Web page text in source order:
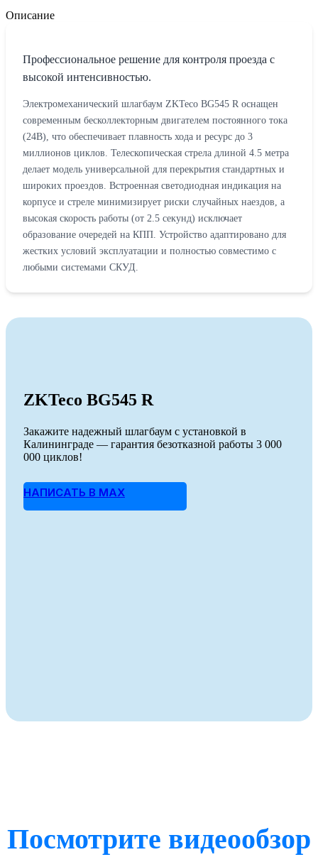
Описание
Профессиональное решение для контроля проезда с
высокой интенсивностью.
Электромеханический шлагбаум ZKTeco BG545 R оснащен
современным бесколлекторным двигателем постоянного тока
(24В), что обеспечивает плавность хода и ресурс до 3
миллионов циклов. Телескопическая стрела длиной 4.5 метра
делает модель универсальной для перекрытия стандартных и
широких проездов. Встроенная светодиодная индикация на
корпусе и стреле минимизирует риски случайных наездов, а
высокая скорость работы (от 2.5 секунд) исключает
образование очередей на КПП. Устройство адаптировано для
жестких условий эксплуатации и полностью совместимо с
любыми системами СКУД.
ZKTeco BG545 R
Закажите надежный шлагбаум с установкой в
Калининграде — гарантия безотказной работы 3 000
000 циклов!
НАПИСАТЬ В MAX
Посмотрите видеообзор